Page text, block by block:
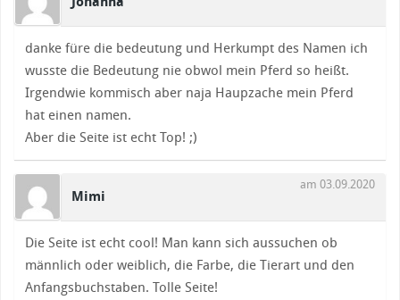
danke füre die bedeutung und Herkumpt des Namen ich
wusste die Bedeutung nie obwol mein Pferd so heißt.
Irgendwie kommisch aber naja Haupzache mein Pferd
hat einen namen.
Aber die Seite ist echt Top! ;)
Mimi
am 03.09.2020
Die Seite ist echt cool! Man kann sich aussuchen ob
männlich oder weiblich, die Farbe, die Tierart und den
Anfangsbuchstaben. Tolle Seite!